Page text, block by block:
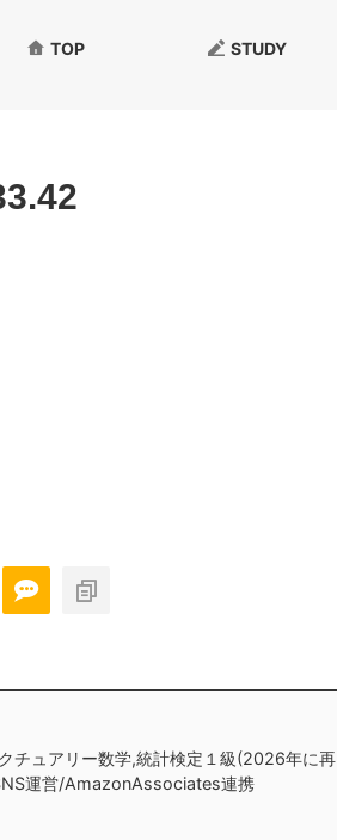
TOP STUDY
チュアリー数学,統計検定１級(2026年に再
運営/AmazonAssociates連携